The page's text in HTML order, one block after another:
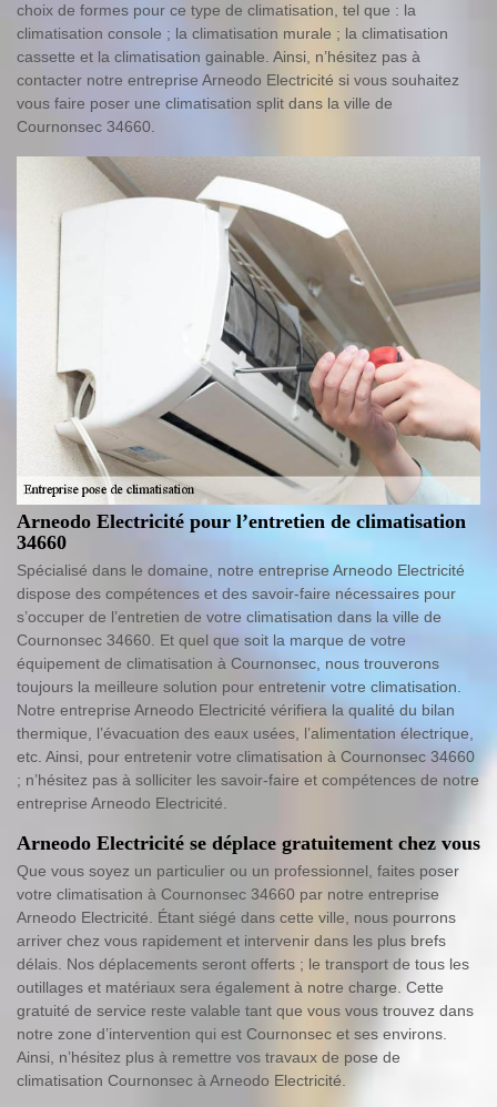
choix de formes pour ce type de climatisation, tel que : la
climatisation console ; la climatisation murale ; la climatisation
cassette et la climatisation gainable. Ainsi, n’hésitez pas à
contacter notre entreprise Arneodo Electricité si vous souhaitez
vous faire poser une climatisation split dans la ville de
Cournonsec 34660.
Arneodo Electricité pour l’entretien de climatisation
34660
Spécialisé dans le domaine, notre entreprise Arneodo Electricité
dispose des compétences et des savoir-faire nécessaires pour
s’occuper de l’entretien de votre climatisation dans la ville de
Cournonsec 34660. Et quel que soit la marque de votre
équipement de climatisation à Cournonsec, nous trouverons
toujours la meilleure solution pour entretenir votre climatisation.
Notre entreprise Arneodo Electricité vérifiera la qualité du bilan
thermique, l’évacuation des eaux usées, l’alimentation électrique,
etc. Ainsi, pour entretenir votre climatisation à Cournonsec 34660
; n’hésitez pas à solliciter les savoir-faire et compétences de notre
entreprise Arneodo Electricité.
Arneodo Electricité se déplace gratuitement chez vous
Que vous soyez un particulier ou un professionnel, faites poser
votre climatisation à Cournonsec 34660 par notre entreprise
Arneodo Electricité. Étant siégé dans cette ville, nous pourrons
arriver chez vous rapidement et intervenir dans les plus brefs
délais. Nos déplacements seront offerts ; le transport de tous les
outillages et matériaux sera également à notre charge. Cette
gratuité de service reste valable tant que vous vous trouvez dans
notre zone d’intervention qui est Cournonsec et ses environs.
Ainsi, n’hésitez plus à remettre vos travaux de pose de
climatisation Cournonsec à Arneodo Electricité.